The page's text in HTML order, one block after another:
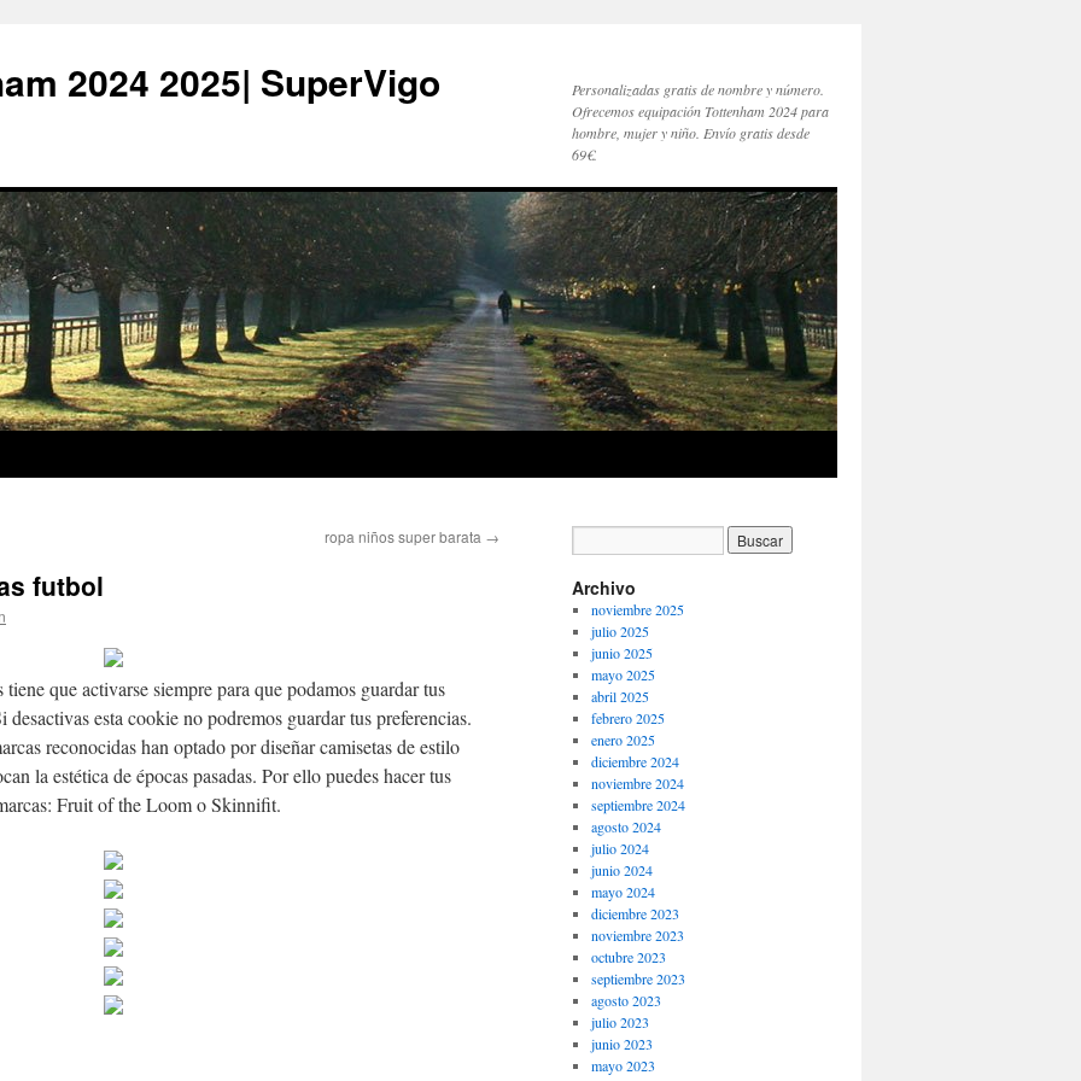
2024 2025| SuperVigo
Personalizadas gratis de nombre y número.
Ofrecemos equipación Tottenham 2024 para
hombre, mujer y niño. Envío gratis desde
69€.
ropa niños super barata →
futbol
que activarse siempre para que podamos guardar tus
desactivas esta cookie no podremos guardar tus preferencias.
reconocidas han optado por diseñar camisetas de estilo
la estética de épocas pasadas. Por ello puedes hacer tus
Fruit of the Loom o Skinnifit.
Archivo
noviembre 2025
julio 2025
junio 2025
mayo 2025
abril 2025
febrero 2025
enero 2025
diciembre 2024
noviembre 2024
septiembre 2024
agosto 2024
julio 2024
junio 2024
mayo 2024
diciembre 2023
noviembre 2023
octubre 2023
septiembre 2023
agosto 2023
julio 2023
junio 2023
mayo 2023